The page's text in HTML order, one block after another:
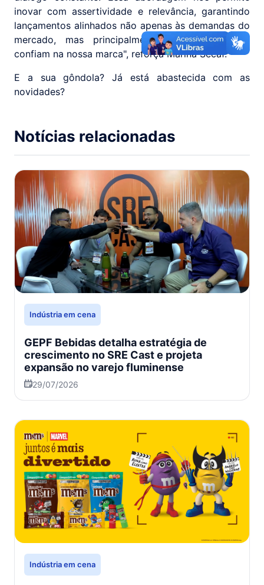
inovar com assertividade e relevância, garantindo
lançamentos alinhados não apenas às demandas do
mercado, mas principalmente às pessoas que
confiam na nossa marca", reforça Marina Secaf.
E a sua gôndola? Já está abastecida com as
novidades?
Notícias relacionadas
Indústria em cena
GEPF Bebidas detalha estratégia de
crescimento no SRE Cast e projeta
expansão no varejo fluminense
29/07/2026
Indústria em cena